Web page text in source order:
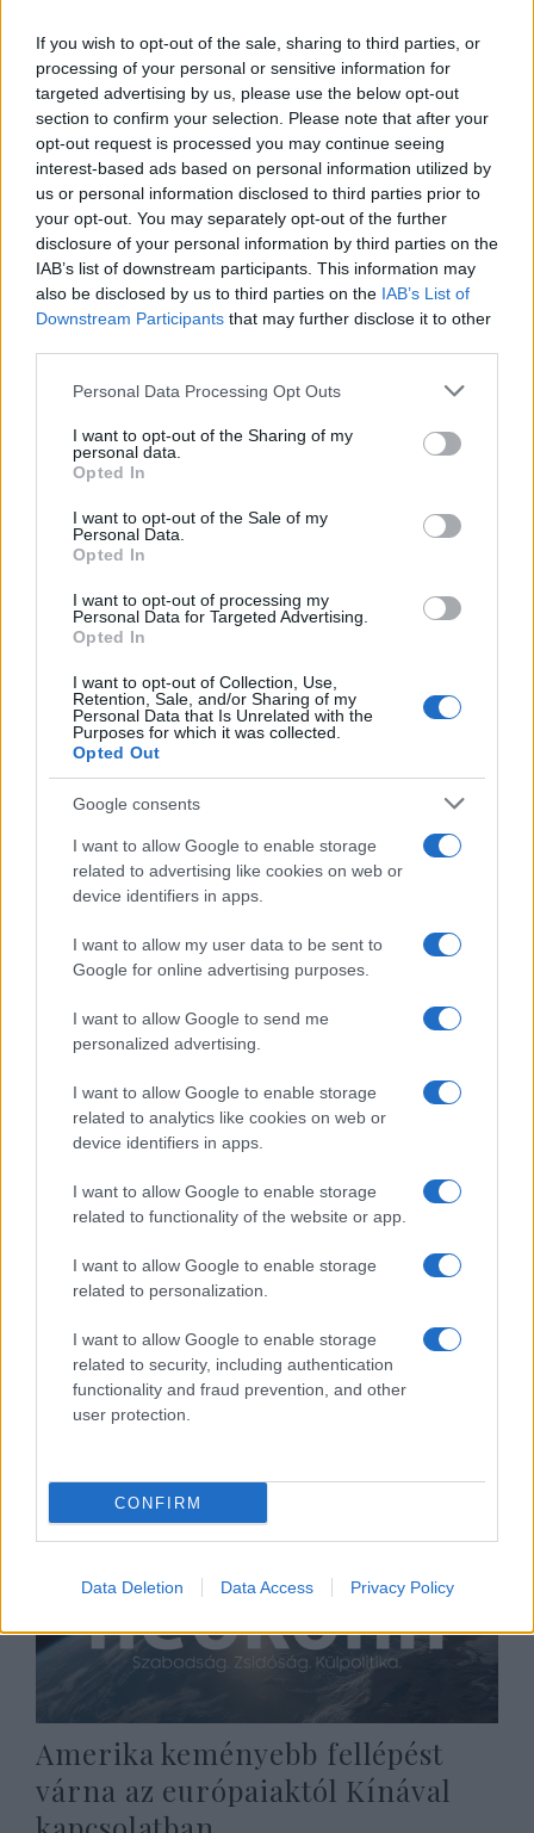
If you wish to opt-out of the sale, sharing to third parties, or
processing of your personal or sensitive information for
targeted advertising by us, please use the below opt-out
section to confirm your selection. Please note that after your
opt-out request is processed you may continue seeing
interest-based ads based on personal information utilized by
us or personal information disclosed to third parties prior to
your opt-out. You may separately opt-out of the further
disclosure of your personal information by third parties on the
IAB’s list of downstream participants. This information may
also be disclosed by us to third parties on the IAB’s List of
Downstream Participants that may further disclose it to other
Please note that this website/app uses one or more Google
not limited to your visit or usage behaviour. You may click to
grant or deny consent to Google and its third-party tags to
use your data for below specified purposes in below Google
consent section.
Personal Data Processing Opt Outs
I want to opt-out of the Sharing of my
personal data.
Opted In
I want to opt-out of the Sale of my
Personal Data.
Opted In
I want to opt-out of processing my
Personal Data for Targeted Advertising.
Opted In
I want to opt-out of Collection, Use,
Retention, Sale, and/or Sharing of my
Personal Data that Is Unrelated with the
Purposes for which it was collected.
Opted Out
Google consents
I want to allow Google to enable storage
related to advertising like cookies on web or
device identifiers in apps.
I want to allow my user data to be sent to
Google for online advertising purposes.
I want to allow Google to send me
personalized advertising.
I want to allow Google to enable storage
related to analytics like cookies on web or
device identifiers in apps.
I want to allow Google to enable storage
related to functionality of the website or app.
I want to allow Google to enable storage
related to personalization.
I want to allow Google to enable storage
related to security, including authentication
functionality and fraud prevention, and other
user protection.
CONFIRM
Data Deletion Data Access Privacy Policy
Kemény szócsata bontakozott ki a
Biden-éra első amerikai-kínai
külügyminiszteri tárgyalásain
Blinken: Washington kiáll az
emberi jogokért az ujgurok,
2021. február 7.
Hackerek, Huawei: Kína digitális
hadüzenete a szabad világnak
Gyenge Dániel
2020. szeptember 15.
Amerika keményebb fellépést
várna az európaiaktól Kínával